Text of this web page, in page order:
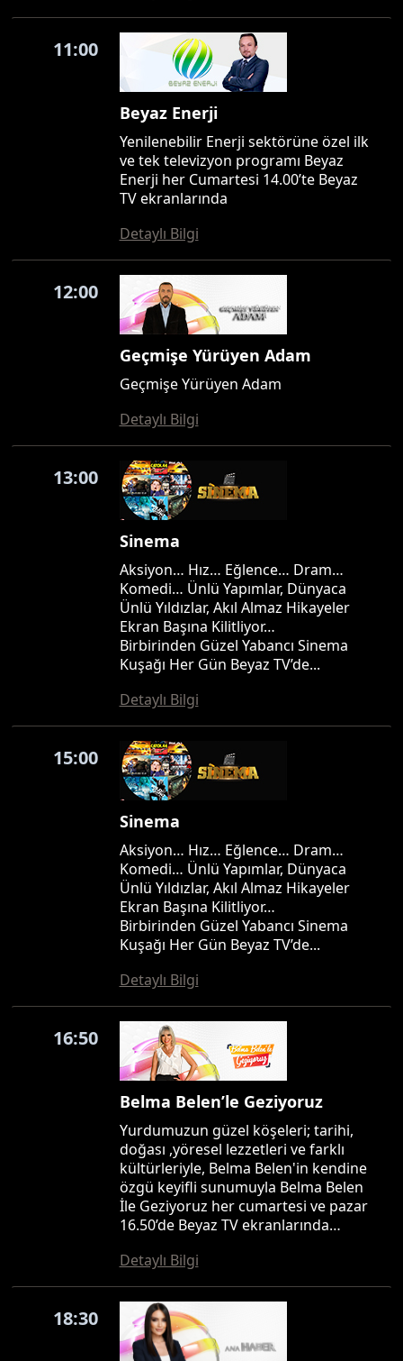
11:00
Beyaz Enerji
Yenilenebilir Enerji sektörüne özel ilk
ve tek televizyon programı Beyaz
Enerji her Cumartesi 14.00’te Beyaz
TV ekranlarında
Detaylı Bilgi
12:00
Geçmişe Yürüyen Adam
Geçmişe Yürüyen Adam
Detaylı Bilgi
13:00
Sinema
Aksiyon… Hız… Eğlence… Dram…
Komedi… Ünlü Yapımlar, Dünyaca
Ünlü Yıldızlar, Akıl Almaz Hikayeler
Ekran Başına Kilitliyor…
Birbirinden Güzel Yabancı Sinema
Kuşağı Her Gün Beyaz TV’de...
Detaylı Bilgi
15:00
Sinema
Aksiyon… Hız… Eğlence… Dram…
Komedi… Ünlü Yapımlar, Dünyaca
Ünlü Yıldızlar, Akıl Almaz Hikayeler
Ekran Başına Kilitliyor…
Birbirinden Güzel Yabancı Sinema
Kuşağı Her Gün Beyaz TV’de...
Detaylı Bilgi
16:50
Belma Belen’le Geziyoruz
Yurdumuzun güzel köşeleri; tarihi,
doğası ,yöresel lezzetleri ve farklı
kültürleriyle, Belma Belen'in kendine
özgü keyifli sunumuyla Belma Belen
İle Geziyoruz her cumartesi ve pazar
16.50’de Beyaz TV ekranlarında…
Detaylı Bilgi
18:30